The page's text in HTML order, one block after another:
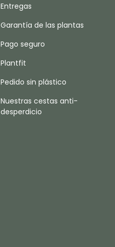
Entregas
Garantía de las plantas
Pago seguro
Plantfit
Pedido sin plástico
Nuestras cestas anti-
desperdicio